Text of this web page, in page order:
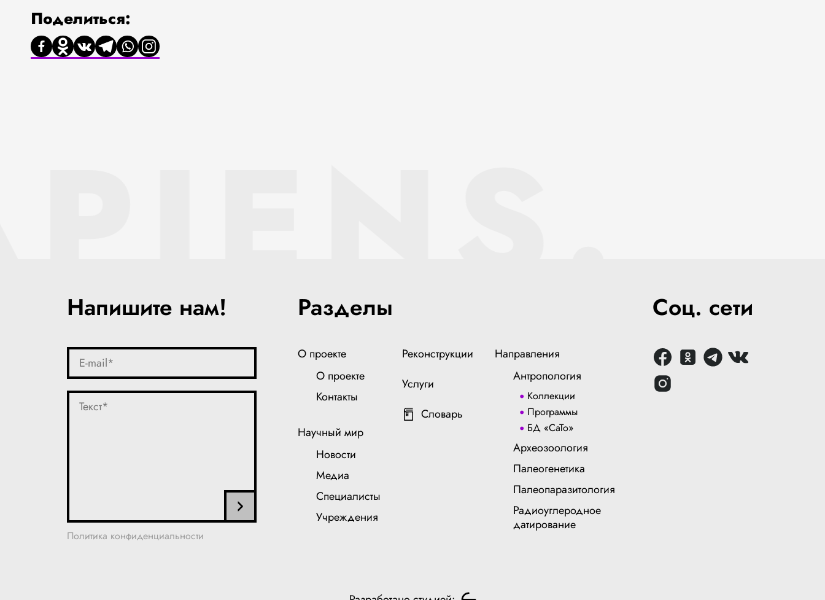
Поделиться:
Напишите нам!
Политика конфиденциальности
Разделы
О проекте
О проекте
Контакты
Научный мир
Новости
Медиа
Специалисты
Учреждения
Реконструкции
Услуги
Словарь
Направления
Антропология
Коллекции
Программы
БД «СаТо»
Археозоология
Палеогенетика
Палеопаразитология
Радиоуглеродное
датирование
Соц. сети